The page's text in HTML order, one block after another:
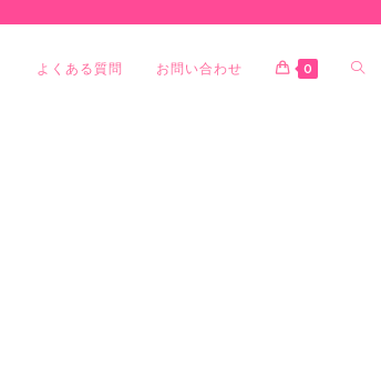
よくある質問 お問い合わせ 0